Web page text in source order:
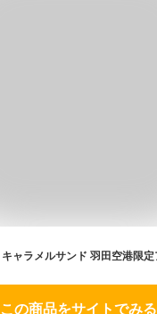
この商品をサイトでみる